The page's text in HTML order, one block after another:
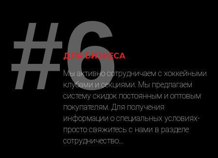
ДЛЯ БИЗНЕСА
Мы активно сотрудничаем с хоккейными
клубами и секциями. Мы предлагаем
систему скидок постоянным и оптовым
покупателям. Для получения
информации о специальных условиях-
просто свяжитесь с нами в разделе
сотрудничество...
#6